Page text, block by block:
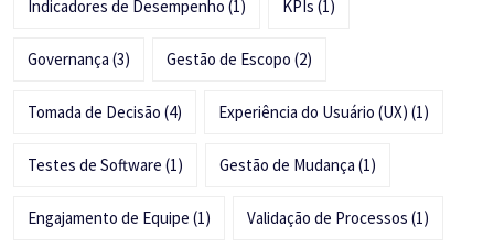
Indicadores de Desempenho (1) KPIs (1)
Governança (3) Gestão de Escopo (2)
Tomada de Decisão (4) Experiência do Usuário (UX) (1)
Testes de Software (1) Gestão de Mudança (1)
Engajamento de Equipe (1) Validação de Processos (1)